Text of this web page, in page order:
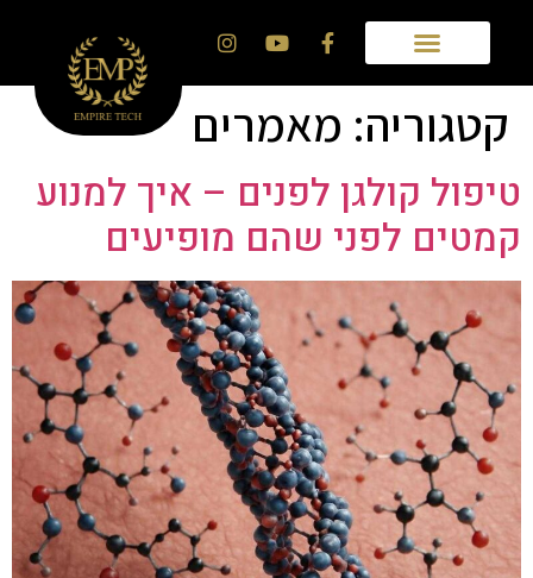
קטגוריה: מאמרים
טיפול קולגן לפנים – איך למנוע
קמטים לפני שהם מופיעים